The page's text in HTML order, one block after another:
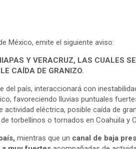
México, emite el siguiente aviso:
Y VERACRUZ, LAS CUALES SE
CAÍDA DE GRANIZO.
del país, interaccionará con
favoreciendo lluvias puntuales
eléctrica, posible caída de
torbellinos o tornados en Coahuila y
mientras que un canal de baja